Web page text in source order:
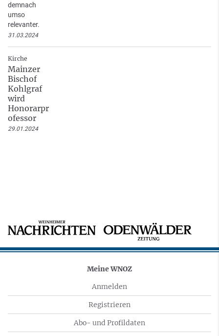
demnach
umso
relevanter.
31.03.2024
Kirche
Mainzer
Bischof
Kohlgraf
wird
Honorarpr
ofessor
29.01.2024
Meine WNOZ
Anmelden
Registrieren
Abo- und Profildaten